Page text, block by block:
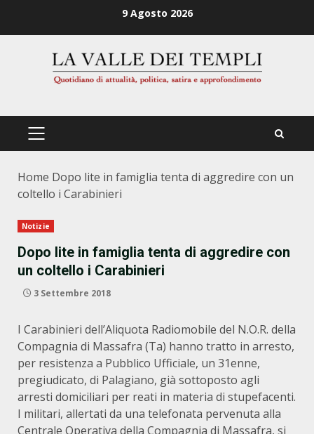
9 Agosto 2026
PRIMÄRES
Home Dopo lite in famiglia tenta di aggredire con un
coltello i Carabinieri
Notizie
Dopo lite in famiglia tenta di aggredire con
un coltello i Carabinieri
3 Settembre 2018
I Carabinieri dell’Aliquota Radiomobile del N.O.R. della
Compagnia di Massafra (Ta) hanno tratto in arresto,
per resistenza a Pubblico Ufficiale, un 31enne,
pregiudicato, di Palagiano, già sottoposto agli
arresti domiciliari per reati in materia di stupefacenti.
I militari, allertati da una telefonata pervenuta alla
Centrale Operativa della Compagnia di Massafra, si